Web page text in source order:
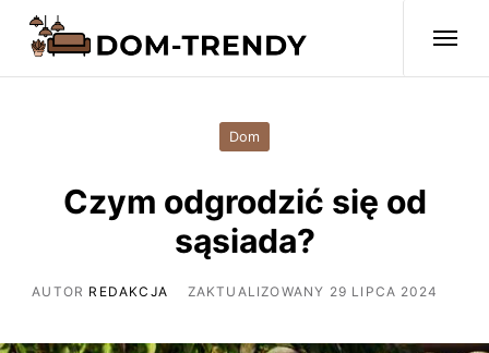
Dom
Czym odgrodzić się od
sąsiada?
AUTOR REDAKCJA ZAKTUALIZOWANY 29 LIPCA 2024